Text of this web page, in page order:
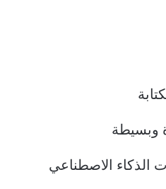
وبسيطة
الذكاء الاصطناعي